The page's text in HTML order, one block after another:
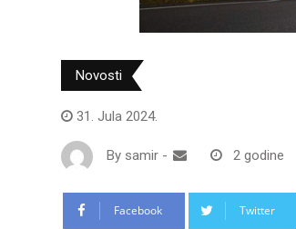
Novosti
31. Jula 2024.
By samir - 2 godine
Facebook Twitter